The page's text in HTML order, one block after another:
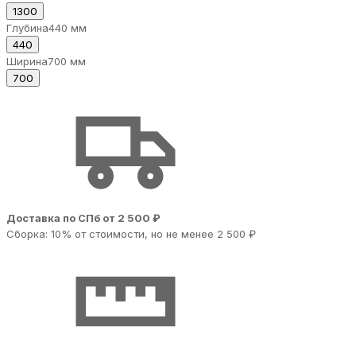
1300
Глубина440 мм
440
Ширина700 мм
700
Доставка по СПб от 2 500 ₽
Сборка: 10% от стоимости, но не менее 2 500 ₽